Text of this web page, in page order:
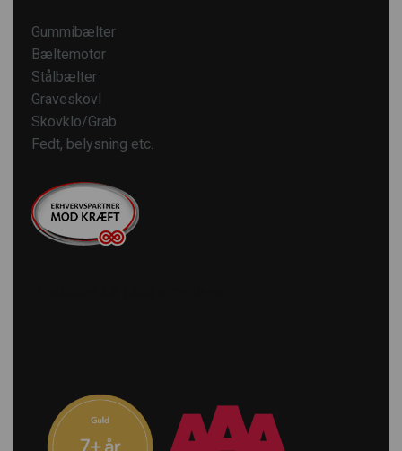
Gummibælter
Bæltemotor
Stålbælter
Graveskovl
Skovklo/Grab
Fedt, belysning etc.